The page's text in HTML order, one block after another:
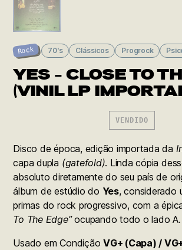
Rock 70's Clássicos Progrock
YES – CLOSE TO
(VINIL LP
VENDIDO
Disco de época, edição importada da
capa dupla (gatefold). Linda cópia
absoluto diretamente do seu país de
álbum de estúdio do Yes, considerado
primas do rock progressivo, com a
To The Edge”ocupando todo o lado A.
Usado em CondiçãoVG+ (Capa) /